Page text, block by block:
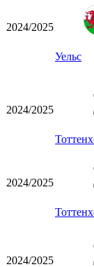
2024/2025
Уельс
2024/2025
2024/2025
2024/2025